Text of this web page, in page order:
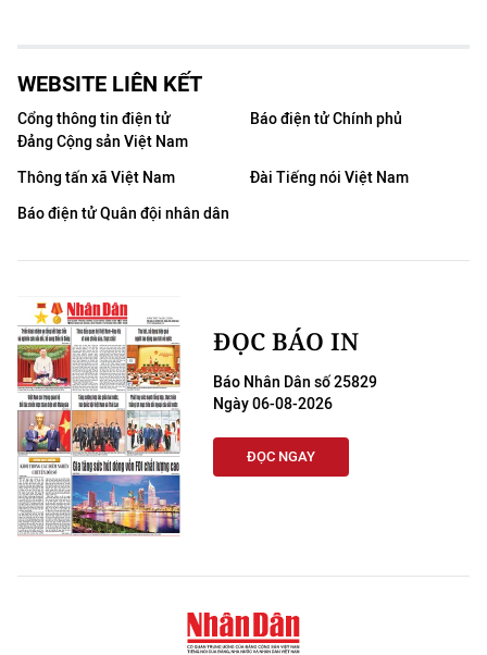
WEBSITE LIÊN KẾT
Cổng thông tin điện tử
Đảng Cộng sản Việt Nam
Báo điện tử Chính phủ
Thông tấn xã Việt Nam
Đài Tiếng nói Việt Nam
Báo điện tử Quân đội nhân dân
ĐỌC BÁO IN
Báo Nhân Dân số 25829
Ngày 06-08-2026
ĐỌC NGAY